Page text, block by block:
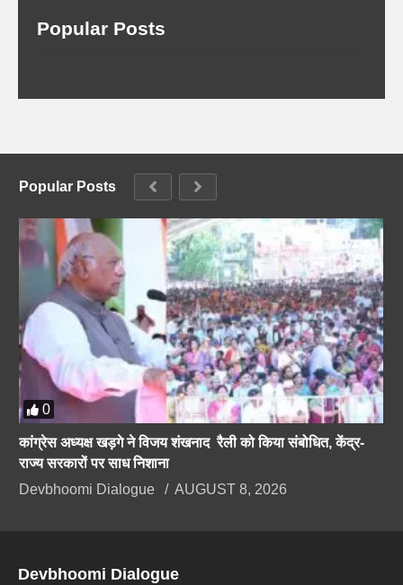
Popular Posts
Popular Posts
0
कांग्रेस अध्यक्ष खड़गे ने विजय शंखनाद रैली को किया संबोधित, केंद्र-
राज्य सरकारों पर साध निशाना
Devbhoomi Dialogue
AUGUST 8, 2026
Devbhoomi Dialogue